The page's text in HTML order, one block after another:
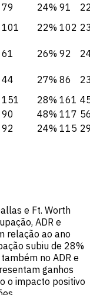
79 24% 91
101 22% 102
61 26% 92
44 27% 86
151 28% 161
90 48% 117
92 24% 115
e Ft. Worth
ADR e
relação ao ano
subiu de 28%
no ADR e
ganhos
o impacto positivo